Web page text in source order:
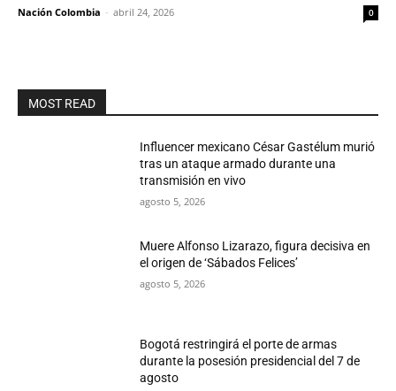
Nación Colombia - abril 24, 2026 0
MOST READ
Influencer mexicano César Gastélum murió
tras un ataque armado durante una
transmisión en vivo
agosto 5, 2026
Muere Alfonso Lizarazo, figura decisiva en
el origen de ‘Sábados Felices’
agosto 5, 2026
Bogotá restringirá el porte de armas
durante la posesión presidencial del 7 de
agosto